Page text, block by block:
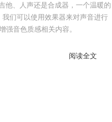
他、人声还是合成器，一个温暖的
们可以使用效果器来对声音进行
强音色质感相关内容。
阅读全文